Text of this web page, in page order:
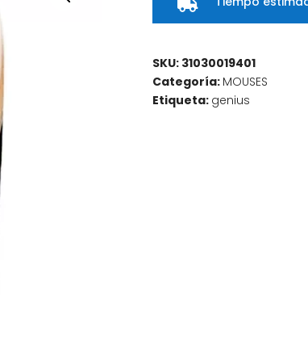

SKU: 31030019401
Categoría: MOUSES
Etiqueta: genius